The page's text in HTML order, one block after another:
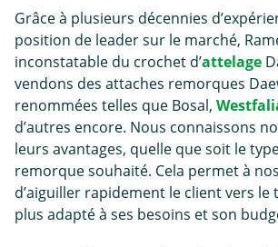
Grâce à plusieurs décennies
position de leader sur le marché,
inconstatable du crochet d’attelage
vendons des attaches remorques
renommées telles que Bosal,
d’autres encore. Nous connaissons
leurs avantages, quelle que soit le
remorquesouhaité. Cela permet à
d’aiguiller rapidement le client vers le
plus adapté à ses besoins et son